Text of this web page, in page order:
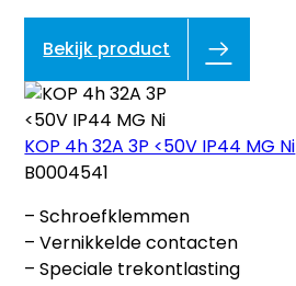
Bekijk product
KOP 4h 32A 3P <50V IP44 MG Ni
B0004541
– Schroefklemmen
– Vernikkelde contacten
– Speciale trekontlasting